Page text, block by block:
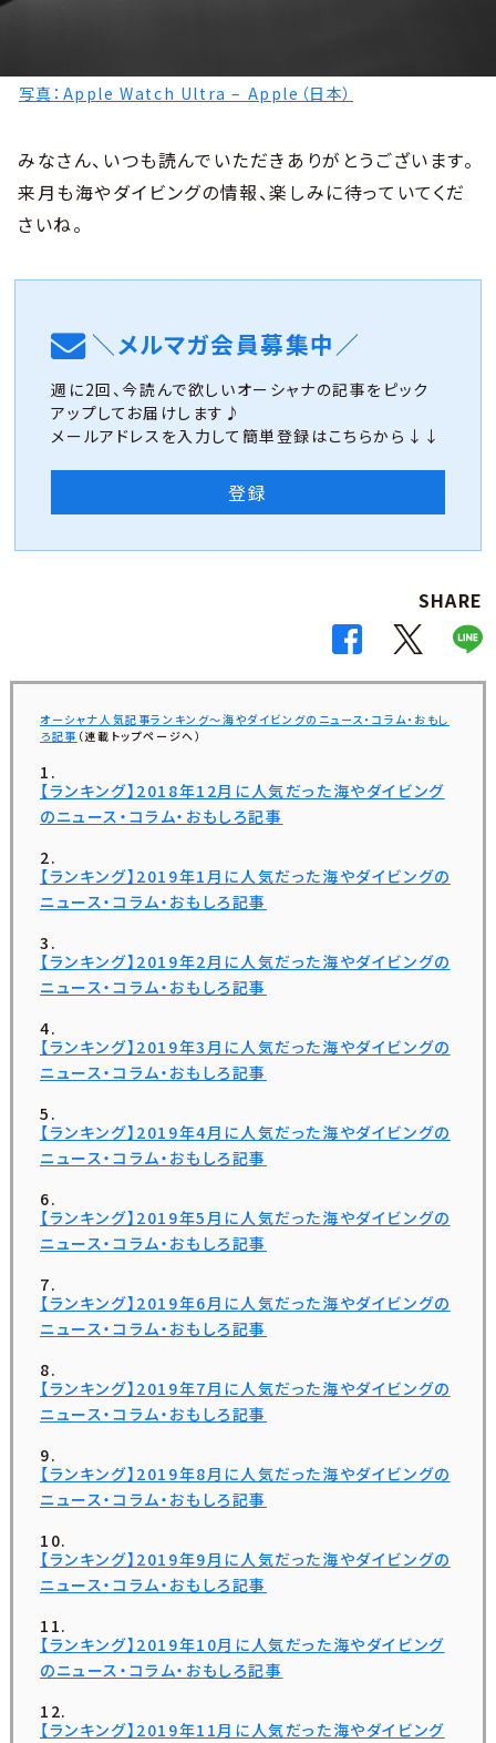
写真：Apple Watch Ultra – Apple（日本）
みなさん、いつも読んでいただきありがとうございます。
来月も海やダイビングの情報、楽しみに待っていてくだ
さいね。
＼メルマガ会員募集中／
週に2回、今読んで欲しいオーシャナの記事をピック
アップしてお届けします♪
メールアドレスを入力して簡単登録はこちらから↓↓
登録
SHARE
オーシャナ人気記事ランキング～海やダイビングのニュース・コラム・おもし
ろ記事 （連載トップページへ）
【ランキング】2018年12月に人気だった海やダイビング
のニュース・コラム・おもしろ記事
【ランキング】2019年1月に人気だった海やダイビングの
ニュース・コラム・おもしろ記事
【ランキング】2019年2月に人気だった海やダイビングの
ニュース・コラム・おもしろ記事
【ランキング】2019年3月に人気だった海やダイビングの
ニュース・コラム・おもしろ記事
【ランキング】2019年4月に人気だった海やダイビングの
ニュース・コラム・おもしろ記事
【ランキング】2019年5月に人気だった海やダイビングの
ニュース・コラム・おもしろ記事
【ランキング】2019年6月に人気だった海やダイビングの
ニュース・コラム・おもしろ記事
【ランキング】2019年7月に人気だった海やダイビングの
ニュース・コラム・おもしろ記事
【ランキング】2019年8月に人気だった海やダイビングの
ニュース・コラム・おもしろ記事
【ランキング】2019年9月に人気だった海やダイビングの
ニュース・コラム・おもしろ記事
【ランキング】2019年10月に人気だった海やダイビング
のニュース・コラム・おもしろ記事
【ランキング】2019年11月に人気だった海やダイビング